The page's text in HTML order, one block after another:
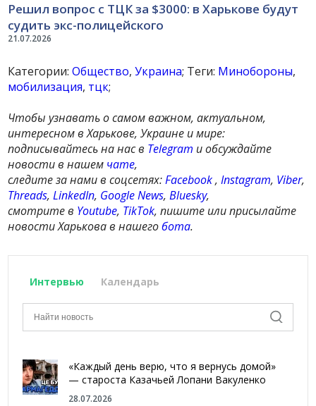
21.07.2026
Решил вопрос с ТЦК за $3000: в Харькове будут
судить экс-полицейского
Категории:Общество,Украина; Теги: Минобороны,
мобилизация, тцк;
Чтобы узнавать о самом важном, актуальном,
интересном в Харькове, Украине и мире:
подписывайтесь на нас в Telegram и обсуждайте
новости в нашем чате,
следите за нами в соцсетях:Facebook,Instagram, Viber,
Threads,LinkedIn, Google News,Bluesky,
смотрите в Youtube, TikTok, пишите или присылайте
новости Харькова в нашегобота.
Интервью Календарь
«Каждый день верю, что я вернусь домой»
— староста Казачьей Лопани Вакуленко
28.07.2026